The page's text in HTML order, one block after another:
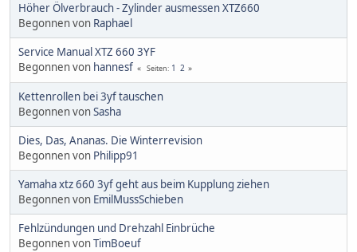
Höher Ölverbrauch - Zylinder ausmessen XTZ660
Begonnen von Raphael
Service Manual XTZ 660 3YF
Begonnen von hannesf Seiten 1 2
Kettenrollen bei 3yf tauschen
Begonnen vonSasha
Dies, Das, Ananas. Die Winterrevision
Begonnen von Philipp91
Yamaha xtz 660 3yf geht aus beim Kupplung ziehen
Begonnen von EmilMussSchieben
Fehlzündungen und Drehzahl Einbrüche
Begonnen vonTimBoeuf